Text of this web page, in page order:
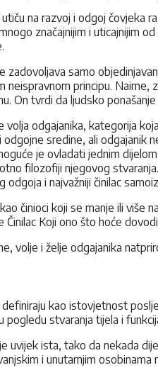
na razvoj i odgoj
značajnijim i uticajnijim
zadovoljava samo
principu. Naime,
On tvrdi da ljudsko
volja odgajanika, kategorija
sredine, ali odgajanik
je ovladati jednim
filozofiji njegovog
odgoja i najvažniji činilac
činioci koji se manje ili više
Činilac Koji ono što hoće
volje i želje odgajanika
definiraju kao istovjetnost
pogledu stvaranja tijela i
uvijek ista, tako da nekada
i unutarnjim osobinama